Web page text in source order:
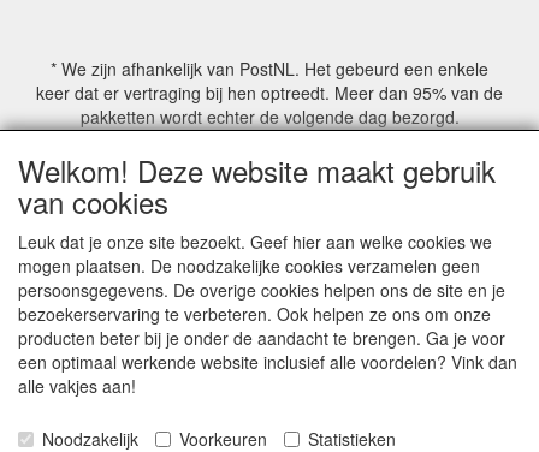
* We zijn afhankelijk van PostNL. Het gebeurd een enkele
keer dat er vertraging bij hen optreedt. Meer dan 95% van de
pakketten wordt echter de volgende dag bezorgd.
© COPYRIGHT by Mathmoswinkel.nl
Site Name, Ownership and Design Copyright by
Mathmoswinkel.nl
Copyrighted property may not be distributed, or displayed on
another website, or otherwise copied or reproduced without
our explicit written permission.
For more information on this site please contact:
webmaster@mathmoswinkel.nl
©2005-2026 [Mathmoswinkel]
Welkom! Deze website maakt gebruik
van cookies
Leuk dat je onze site bezoekt. Geef hier aan welke cookies we
mogen plaatsen. De noodzakelijke cookies verzamelen geen
persoonsgegevens. De overige cookies helpen ons de site en je
bezoekerservaring te verbeteren. Ook helpen ze ons om onze
producten beter bij je onder de aandacht te brengen. Ga je voor
een optimaal werkende website inclusief alle voordelen? Vink dan
alle vakjes aan!
Noodzakelijk Voorkeuren Statistieken